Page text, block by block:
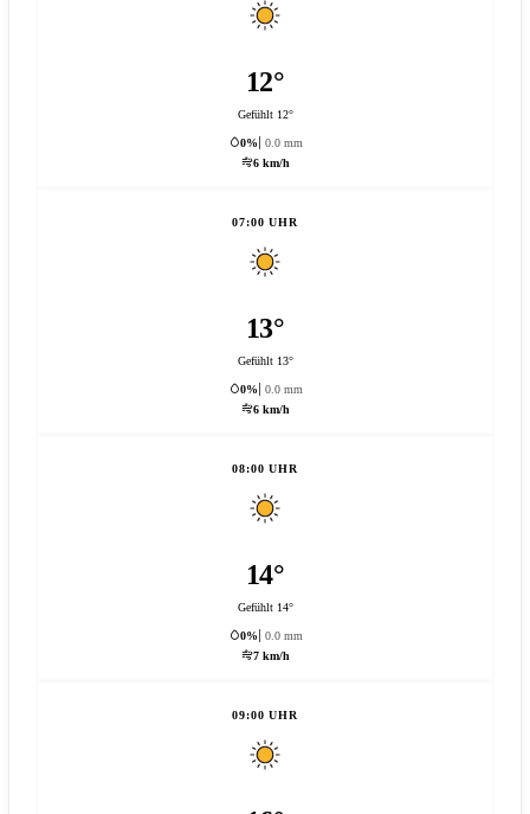
12°
Gefühlt 12°
0%
0.0 mm
6 km/h
07:00 UHR
13°
Gefühlt 13°
0%
0.0 mm
6 km/h
08:00 UHR
14°
Gefühlt 14°
0%
0.0 mm
7 km/h
09:00 UHR